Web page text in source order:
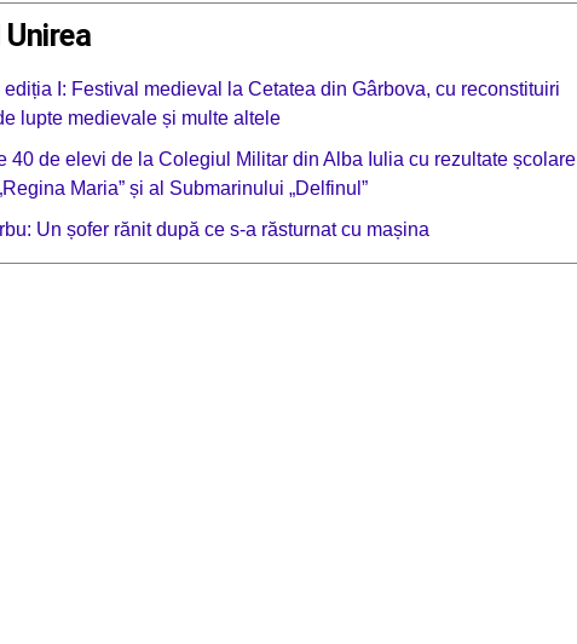
I: Festival medieval la Cetatea din Gârbova, cu reconstituiri
lupte medievale și multe altele
40 de elevi de la Colegiul Militar din Alba Iulia cu rezultate școlare
Maria” și al Submarinului „Delfinul”
Un șofer rănit după ce s-a răsturnat cu mașina